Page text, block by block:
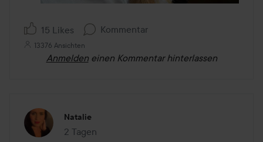
15 Likes Kommentar
13376 Ansichten
Anmelden einen Kommentar hinterlassen
Natalie
2 Tagen
Der Beitrag wurde 2 Tagen erstellt